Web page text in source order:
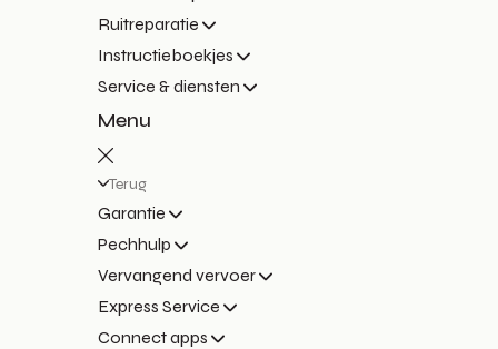
Ruitreparatie
Instructieboekjes
Service & diensten
Menu
Terug
Garantie
Pechhulp
Vervangend vervoer
Express Service
Connect apps